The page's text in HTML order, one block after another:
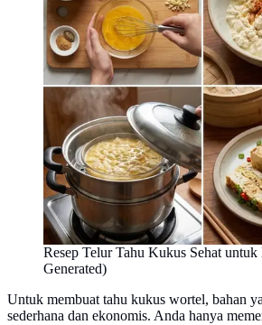
Resep Telur Tahu Kukus Sehat
Generated)
Untuk membuat tahu kukus wortel, bahan
sederhana dan ekonomis. Anda hanya